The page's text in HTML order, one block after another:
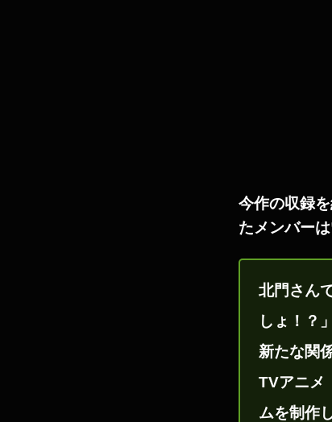
今作の収録
たメンバー
北門さん
しょ！？
新たな関
TVアニメ
ムを制作